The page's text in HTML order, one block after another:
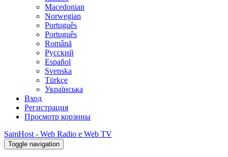
Macedonian
Norwegian
Português
Português
Română
Русский
Español
Svenska
Türkçe
Українська
Вход
Регистрация
Просмотр корзины
SamHost - Web Radio e Web TV
Toggle navigation